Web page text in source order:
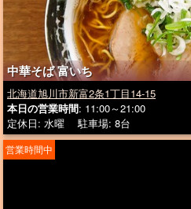
中華そば 富いち
北海道旭川市新富2条1丁目14-15
本日の営業時間: 11:00～21:00
定休日: 水曜 駐車場: 8台
営業時間中